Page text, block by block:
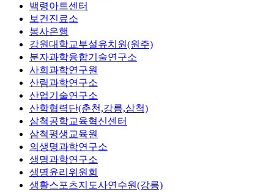
백령아트센터
보건진료소
봉사은행
강원대학교부설유치원(원주)
분자과학융합기술연구소
사회과학연구원
산림과학연구소
산업기술연구소
산학협력단(춘천,강릉,삼척)
삼척공학교육혁신센터
삼척평생교육원
의생명과학연구소
생명과학연구소
생명윤리위원회
생활스포츠지도사연수원(강릉)